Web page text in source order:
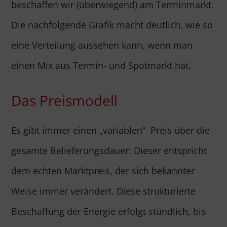
beschaffen wir (überwiegend) am Terminmarkt.
Die nachfolgende Grafik macht deutlich, wie so
eine Verteilung aussehen kann, wenn man
einen Mix aus Termin- und Spotmarkt hat.
Das Preismodell
Es gibt immer einen „variablen“ Preis über die
gesamte Belieferungsdauer: Dieser entspricht
dem echten Marktpreis, der sich bekannter
Weise immer verändert. Diese strukturierte
Beschaffung der Energie erfolgt stündlich, bis